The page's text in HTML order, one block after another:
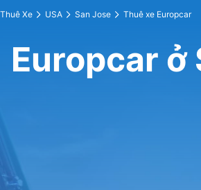
Thuê Xe USA San Jose Thuê xe Europcar
Europcar ở